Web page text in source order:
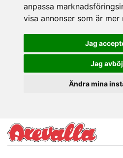
anpassa
visa annonser som är
Jag
Jag
Ändra mina